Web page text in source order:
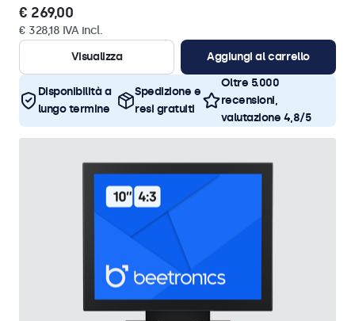
€ 269,00
€ 328,18 IVA incl.
Visualizza
Aggiungi al carrello
Disponibilità a
lungo termine
Spedizione e
resi gratuiti
Oltre 5.000
recensioni,
valutazione 4,8/5